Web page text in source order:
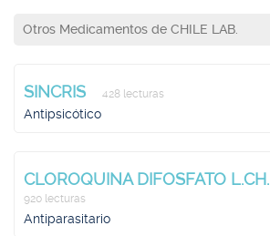
Otros Medicamentos de CHILE LAB.
SINCRIS 428 lecturas
Antipsicótico
CLOROQUINA DIFOSFATO L.CH.
920 lecturas
Antiparasitario